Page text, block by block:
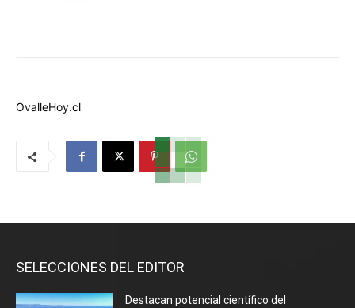
OvalleHoy.cl
SELECCIONES DEL EDITOR
Destacan potencial científico del